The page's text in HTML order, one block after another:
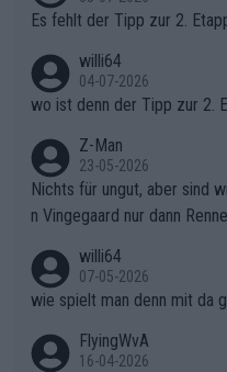
Es fehlt der Tipp zur 2.
willi64
04-07-2026
wo ist denn der Tipp zur 2.
Z-Man
23-05-2026
Nichts für ungut, aber sind
n Vingegaard nur dann
willi64
07-05-2026
wie spielt man denn mit da
FlyingWvA
16-04-2026